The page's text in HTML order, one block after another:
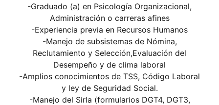
-Graduado (a) en Psicología Organizacional,
Administración o carreras afines
-Experiencia previa en Recursos Humanos
-Manejo de subsistemas de Nómina,
Reclutamiento y Selección,Evaluación del
Desempeño y de clima laboral
-Amplios conocimientos de TSS, Código Laboral
y ley de Seguridad Social.
-Manejo del Sirla (formularios DGT4, DGT3,